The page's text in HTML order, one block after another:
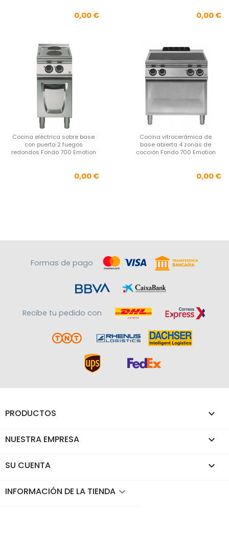
Precio
0,00 € 0,00 €
Cocina eléctrica sobre base
con puerta 2 fuegos
redondos Fondo 700 Emotion
Precio
0,00 €
Cocina vitrocerámica de
base abierta 4 zonas de
cocción Fondo 700 Emotion
0,00 €
Formas de pago
Recibe tu pedido con
PRODUCTOS 
NUESTRA EMPRESA 
SU CUENTA 
INFORMACIÓN DE LA TIENDA keyboard_arrow_down